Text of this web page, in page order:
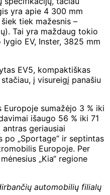
yra apie 4 300 mm
tiek mažesnis –
Tai yra maždaug tokio
EV, Inster, 3825 mm
EV5, kompaktiškas
į visureigį panašiu
sumažėjo 3 % iki
išaugo 56 % iki 71
antras geriausiai
po „Sportage“ ir septintas
Europoje. Per
„Kia“ regione
automobilių filialų